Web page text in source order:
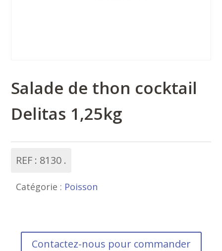
Salade de thon cocktail
Delitas 1,25kg
REF : 8130
Catégorie : Poisson
Contactez-nous pour commander